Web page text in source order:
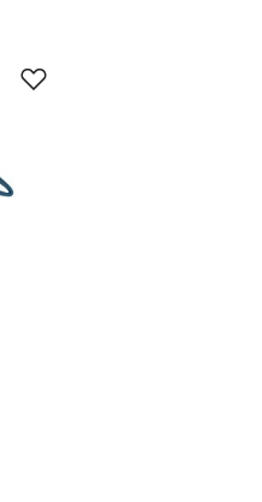
Com materiais de
pode encontrar
espátulas, pinças,
que tornam o seu
eficiente. Ideal para